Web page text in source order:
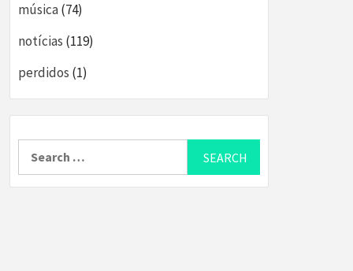
música(74)
notícias (119)
perdidos (1)